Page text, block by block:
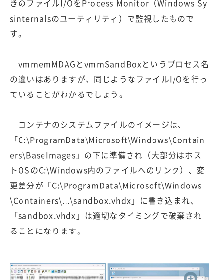
きのファイルI/OをProcess Monitor（Windows Sy
sinternalsのユーティリティ）で監視したもので
す。
vmmemMDAGとvmmSandBoxというプロセス名
の違いはありますが、同じようなファイルI/Oを行っ
ていることがわかるでしょう。
コンテナのシステムファイルのイメージは、
「C:\ProgramData\Microsoft\Windows\Contain
ers\BaseImages」の下に準備され（大部分はホス
トOSのC:\Windows内のファイルへのリンク）、変
更差分が「C:\ProgramData\Microsoft\Windows
\Containers\...\sandbox.vhdx」に書き込まれ、
「sandbox.vhdx」は適切なタイミングで破棄され
ることになります。